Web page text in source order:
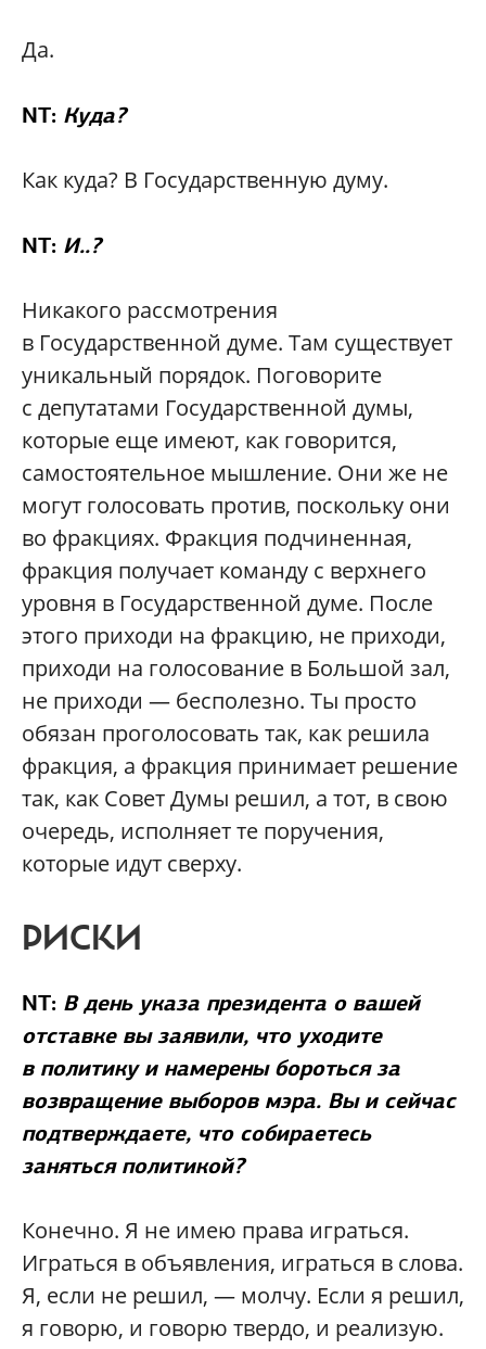
Да.
NT: Куда?
Как куда? В Государственную думу.
NT: И..?
Никакого рассмотрения
в Государственной думе. Там существует
уникальный порядок. Поговорите
с депутатами Государственной думы,
которые еще имеют, как говорится,
самостоятельное мышление. Они же не
могут голосовать против, поскольку они
во фракциях. Фракция подчиненная,
фракция получает команду с верхнего
уровня в Государственной думе. После
этого приходи на фракцию, не приходи,
приходи на голосование в Большой зал,
не приходи — бесполезно. Ты просто
обязан проголосовать так, как решила
фракция, а фракция принимает решение
так, как Совет Думы решил, а тот, в свою
очередь, исполняет те поручения,
которые идут сверху.
РИСКИ
NT: В день указа президента о вашей
отставке вы заявили, что уходите
в политику и намерены бороться за
возвращение выборов мэра. Вы и сейчас
подтверждаете, что собираетесь
заняться политикой?
Конечно. Я не имею права играться.
Играться в объявления, играться в слова.
Я, если не решил, — молчу. Если я решил,
я говорю, и говорю твердо, и реализую.